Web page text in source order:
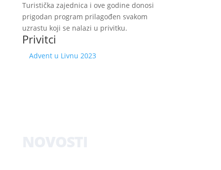
Turistička zajednica i ove godine donosi
prigodan program prilagođen svakom
uzrastu koji se nalazi u privitku.
Privitci
Advent u Livnu 2023